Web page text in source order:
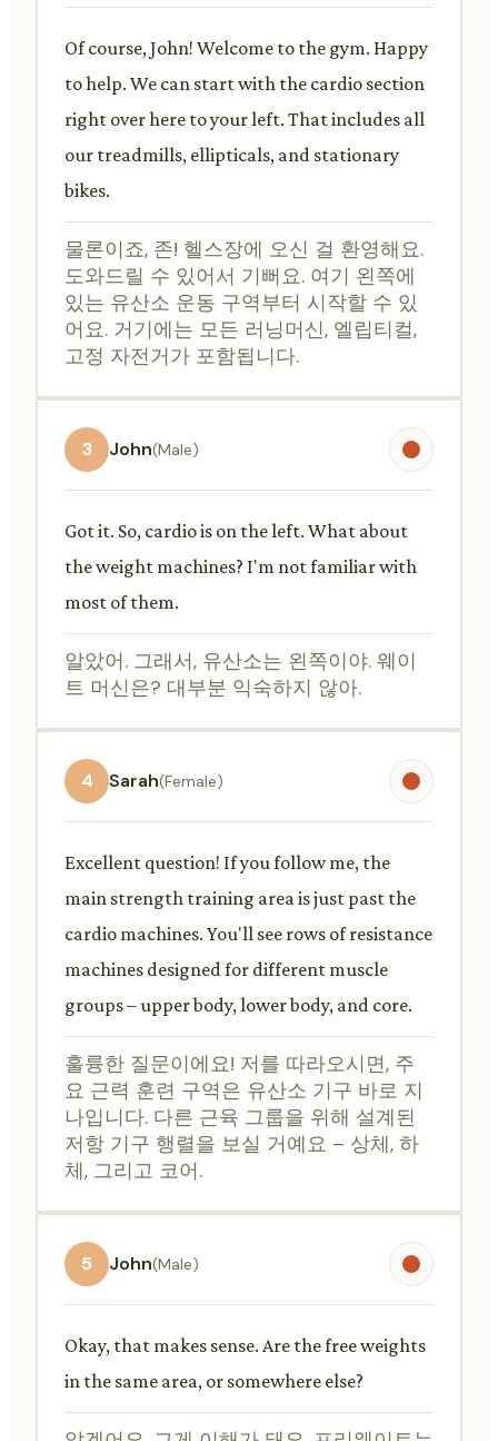
Of course, John! Welcome to the gym. Happy
to help. We can start with the cardio section
right over here to your left. That includes all
our treadmills, ellipticals, and stationary
bikes.
물론이죠, 존! 헬스장에 오신 걸 환영해요.
도와드릴 수 있어서 기뻐요. 여기 왼쪽에
있는 유산소 운동 구역부터 시작할 수 있
어요. 거기에는 모든 러닝머신, 엘립티컬,
고정 자전거가 포함됩니다.
3 John(Male)
Got it. So, cardio is on the left. What about
the weight machines? I'm not familiar with
most of them.
알았어. 그래서, 유산소는 왼쪽이야. 웨이
트 머신은? 대부분 익숙하지 않아.
4 Sarah(Female)
Excellent question! If you follow me, the
main strength training area is just past the
cardio machines. You'll see rows of resistance
machines designed for different muscle
groups – upper body, lower body, and core.
훌륭한 질문이에요! 저를 따라오시면, 주
요 근력 훈련 구역은 유산소 기구 바로 지
나입니다. 다른 근육 그룹을 위해 설계된
저항 기구 행렬을 보실 거예요 – 상체, 하
체, 그리고 코어.
5 John(Male)
Okay, that makes sense. Are the free weights
in the same area, or somewhere else?